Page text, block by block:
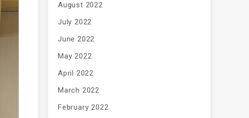
August 2022
July 2022
June 2022
May 2022
April 2022
March 2022
February 2022